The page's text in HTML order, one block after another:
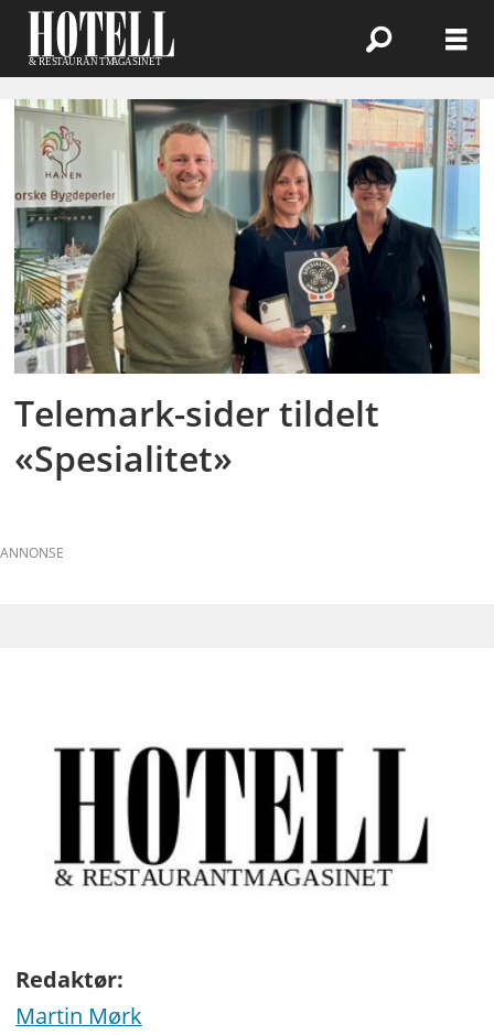
Emne:
lien
gård
Telemark-sider tildelt
«Spesialitet»
ANNONSE
Redaktør:
Martin Mørk